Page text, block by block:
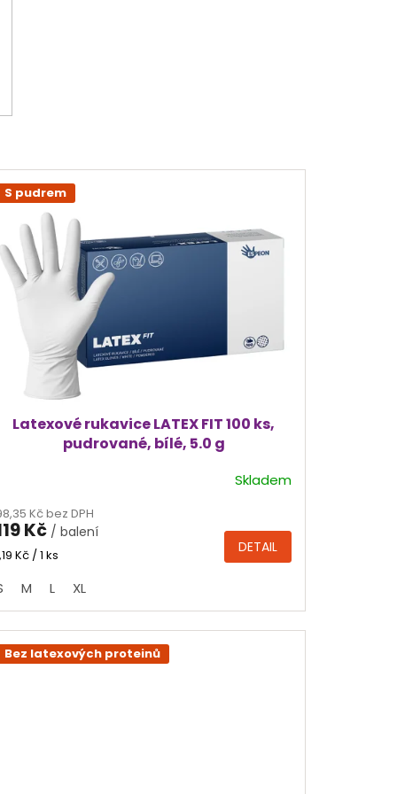
S pudrem
Latexové rukavice LATEX FIT 100 ks,
pudrované, bílé, 5.0 g
Skladem
Kč bez DPH
Kč / balení
Kč / 1 ks DETAIL
M L XL
Bez latexových proteinů